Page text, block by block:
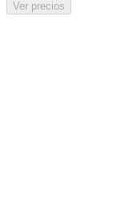
Ver precios